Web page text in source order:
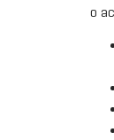
o